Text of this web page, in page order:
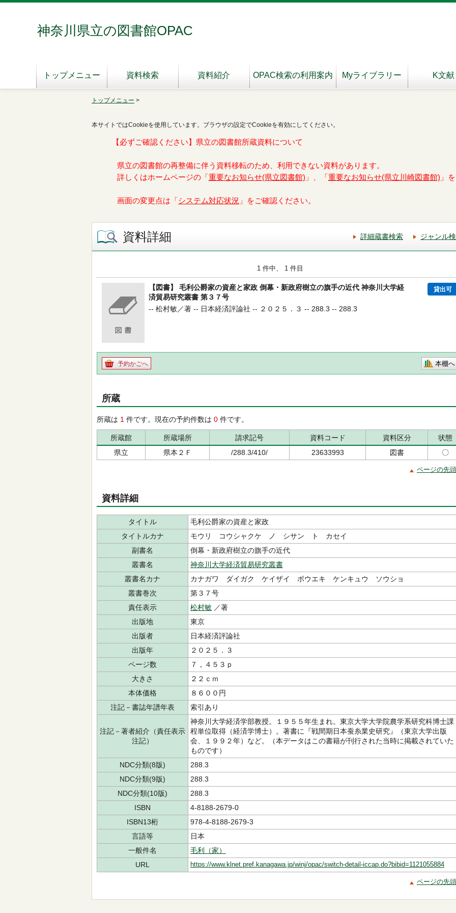
神奈川県立の図書館OPAC
トップメニュー 資料検索 資料紹介 OPAC検索の利用案内 Myライブラリー K文献
トップメニュー >
本サイトではCookieを使用しています。ブラウザの設定でCookieを有効にしてください。
【必ずご確認ください】県立の図書館所蔵資料について
県立の図書館の再整備に伴う資料移転のため、利用できない資料があります。
詳しくはホームページの「 重要なお知らせ(県立図書館) 」、「 重要なお知らせ(県立川崎図書館) 」
画面の変更点は「 システム対応状況 」をご確認ください。
資料詳細 詳細蔵書検索 ジャンル
1 件中、 1 件目
【図書】 毛利公爵家の資産と家政 倒幕・新政府樹立の旗手の近代 神奈川大学経
済貿易研究叢書 第３７号
貸出可
-- 松村敏／著 -- 日本経済評論社 -- ２０２５．３ -- 288.3 -- 288.3
予約かごへ 本棚へ
所蔵
所蔵は 1 件です。現在の予約件数は 0 件です。
所蔵館 所蔵場所 請求記号 資料コード 資料区分
状態
県立
県本２Ｆ /288.3/410/ 23633993 図書 〇
ページの先
資料詳細
タイトル
毛利公爵家の資産と家政
タイトルカナ
モウリ コウシャクケ ノ シサン ト カセイ
副書名
倒幕・新政府樹立の旗手の近代
叢書名
神奈川大学経済貿易研究叢書
叢書名カナ
カナガワ ダイガク ケイザイ ボウエキ ケンキュウ ソウショ
叢書巻次
第３７号
責任表示
松村敏 ／著
出版地
東京
出版者
日本経済評論社
出版年
２０２５．３
ページ数
７，４５３ｐ
大きさ
２２ｃｍ
本体価格
８６００円
注記－書誌年譜年表
索引あり
注記－著者紹介（責任表示
注記）
神奈川大学経済学部教授。１９５５年生まれ。東京大学大学院農学系研究科博士課
程単位取得（経済学博士）。著書に『戦間期日本蚕糸業史研究』（東京大学出版
会、１９９２年）など。（本データはこの書籍が刊行された当時に掲載されていた
ものです）
NDC分類(8版)
288.3
NDC分類(9版)
288.3
NDC分類(10版)
288.3
ISBN
4-8188-2679-0
ISBN13桁
978-4-8188-2679-3
言語等
日本
一般件名
毛利（家）
URL
https://www.klnet.pref.kanagawa.jp/winj/opac/switch-detail-iccap.do?bibid=1121055884
ページの先